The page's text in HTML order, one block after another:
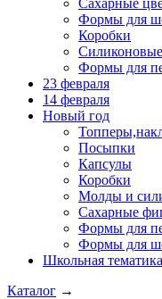
Сахарные
Формы для
Коробки
Формы для
23 февраля
14 февраля
Новый год
Посыпки
Капсулы
Коробки
Молды и
Сахарные
Формы для
Формы для
Школьная тематика
Каталог →